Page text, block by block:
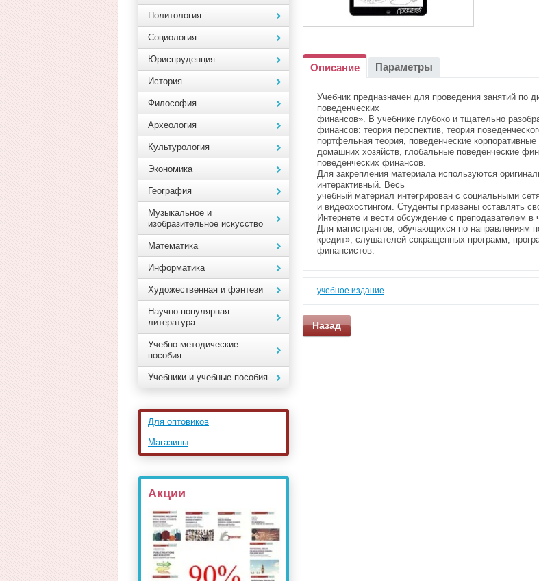
Политология
Социология
Юриспруденция
История
Философия
Археология
Культурология
Экономика
География
Музыкальное и
изобразительное искусство
Математика
Информатика
Художественная и фэнтези
Научно-популярная
литература
Учебно-методические
пособия
Учебники и учебные пособия
Для оптовиков
Магазины
Акции
Описание Параметры
Учебник предназначен для проведения занятий по
поведенческих
финансов». В учебнике глубоко и тщательно
финансов: теория перспектив, теория
портфельная теория, поведенческие
домашних хозяйств, глобальные поведенческие
поведенческих финансов.
Для закрепления материала используются
интерактивный. Весь
учебный материал интегрирован с социальными
и видеохостингом. Студенты призваны оставлять
Интернете и вести обсуждение с преподавателем в
Для магистрантов, обучающихся по направлениям
кредит», слушателей сокращенных программ,
финансистов.
учебное издание
Назад